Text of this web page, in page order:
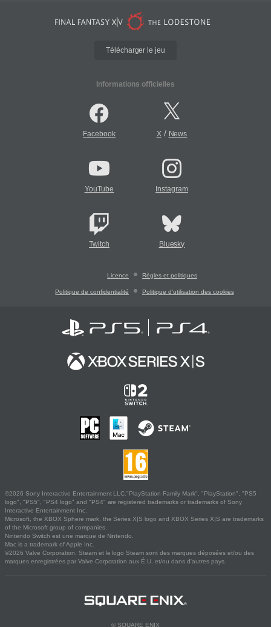
Télécharger le jeu
Informations officielles
Facebook X/ News
YouTube Instagram
Twitch Bluesky
Licence Règles et politiques
Politique de confidentialité Politique d'utilisation des cookies
©2026 Sony Interactive Entertainment LLC."PlayStation Family Mark", "PlayStation", "PS5
logo", "PS5", "PS4 logo" and "PS4" are registered trademarks or trademarks of Sony
Interactive Entertainment Inc.
Microsoft, the XBOX Sphere mark, the Series X|S logo and XBOX Series X|S are trademarks
of the Microsoft group of companies.
Nintendo Switch est une marque de Nintendo.
Mac is a trademark of Apple Inc.
©2026 Valve Corporation. Steam et le logo Steam sont des marques déposées et/ou des
marques enregistrées par Valve Corporation aux É.U. et/ou dans d'autres pays.
© SQUARE ENIX